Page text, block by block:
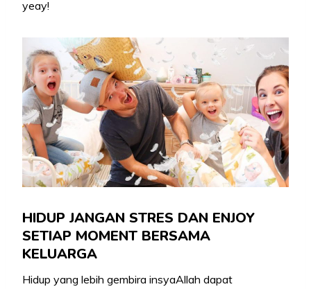
yeay!
HIDUP JANGAN STRES DAN ENJOY
SETIAP MOMENT BERSAMA
KELUARGA
Hidup yang lebih gembira insyaAllah dapat